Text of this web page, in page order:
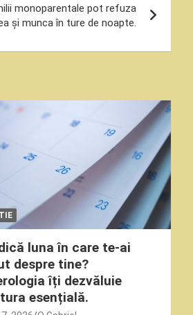
monoparentale pot refuza
și munca în ture de noapte.
luna în care te-ai
despre tine?
îți dezvăluie
esențială.